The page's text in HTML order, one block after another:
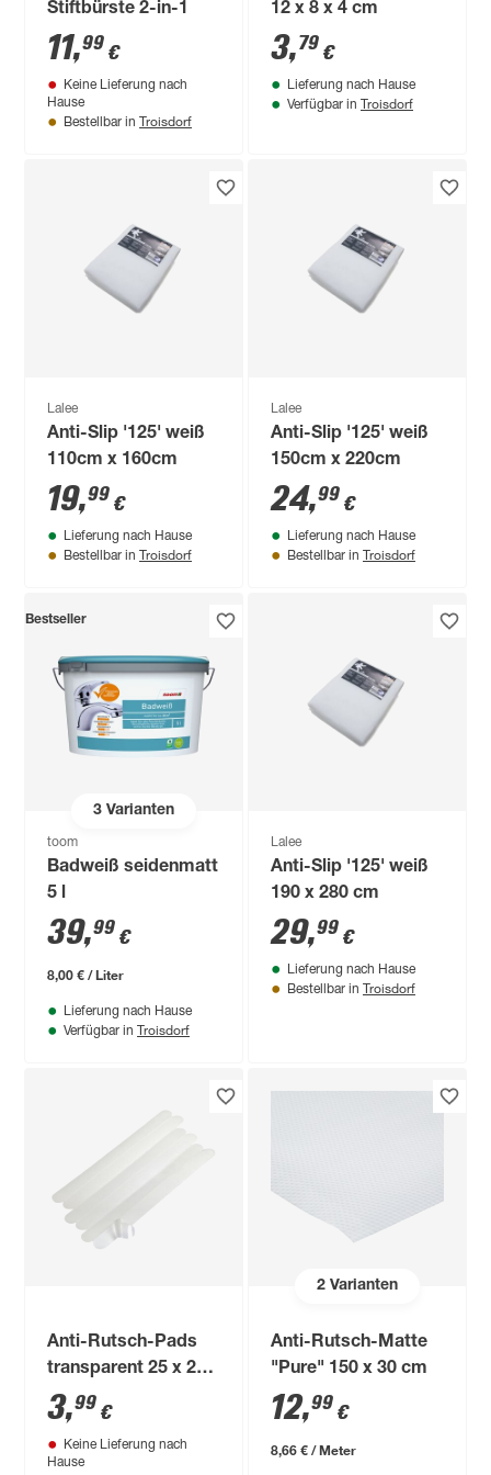
Stiftbürste 2-in-1
11,99 €
Keine Lieferung nach
Hause
Bestellbar in Troisdorf
12 x 8 x 4 cm
3,79 €
Lieferung nach Hause
Verfügbar in Troisdorf
Lalee
Anti-Slip '125' weiß
110cm x 160cm
19,99 €
Lieferung nach Hause
Bestellbar in Troisdorf
Lalee
Anti-Slip '125' weiß
150cm x 220cm
24,99 €
Lieferung nach Hause
Bestellbar in Troisdorf
3Varianten
Bestseller
toom
Badweiß seidenmatt
5 l
39,99 €
8,00 € / Liter
Lieferung nach Hause
Verfügbar in Troisdorf
Lalee
Anti-Slip '125' weiß
190 x 280 cm
29,99 €
Lieferung nach Hause
Bestellbar in Troisdorf
Anti-Rutsch-Pads
transparent 25 x 2
cm
3,99 €
Keine Lieferung nach
Hause
2Varianten
Anti-Rutsch-Matte
"Pure" 150 x 30 cm
12,99 €
8,66 € / Meter